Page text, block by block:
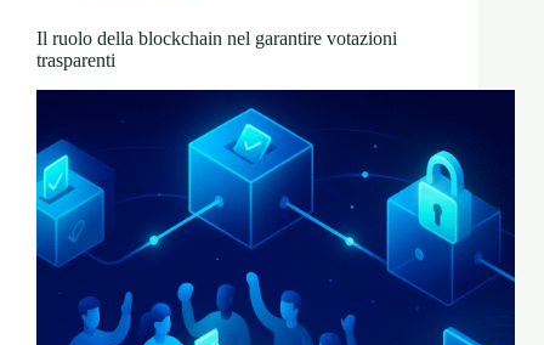
Il ruolo della blockchain nel garantire votazioni
trasparenti